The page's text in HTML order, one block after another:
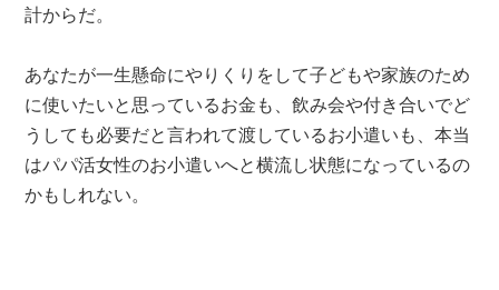
計からだ。
あなたが一生懸命にやりくりをして子どもや家族のため
に使いたいと思っているお金も、飲み会や付き合いでど
うしても必要だと言われて渡しているお小遣いも、本当
はパパ活女性のお小遣いへと横流し状態になっているの
かもしれない。